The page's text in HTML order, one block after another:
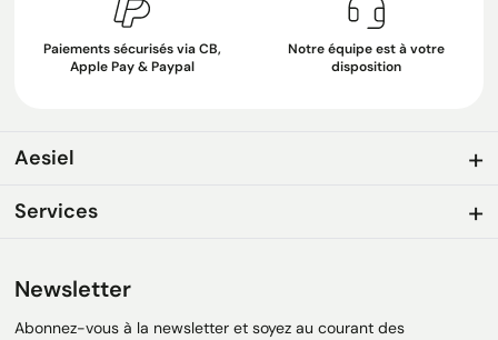
Paiements sécurisés via CB,
Apple Pay & Paypal
Notre équipe est à votre
disposition
Aesiel
Services
Newsletter
Abonnez-vous à la newsletter et soyez au courant des